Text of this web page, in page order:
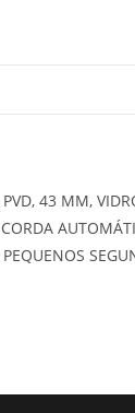
43 MM,